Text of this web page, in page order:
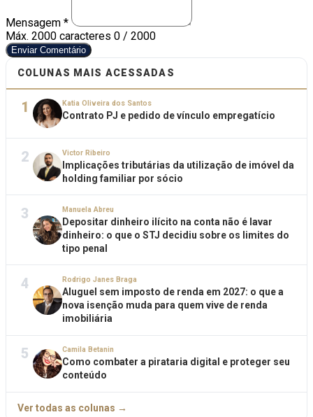
Mensagem *
Máx. 2000 caracteres 0 / 2000
Enviar Comentário
COLUNAS MAIS ACESSADAS
1 Katia Oliveira dos Santos
Contrato PJ e pedido de vínculo empregatício
2 Victor Ribeiro
Implicações tributárias da utilização de imóvel da
holding familiar por sócio
3 Manuela Abreu
Depositar dinheiro ilícito na conta não é lavar
dinheiro: o que o STJ decidiu sobre os limites do
tipo penal
4 Rodrigo Janes Braga
Aluguel sem imposto de renda em 2027: o que a
nova isenção muda para quem vive de renda
imobiliária
5 Camila Betanin
Como combater a pirataria digital e proteger seu
conteúdo
Ver todas as colunas →